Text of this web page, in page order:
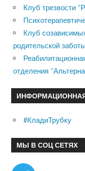
Клуб трезвости
Клуб
родительской
отделения
#КладиТрубку
МЫ В СОЦ СЕТЯХ